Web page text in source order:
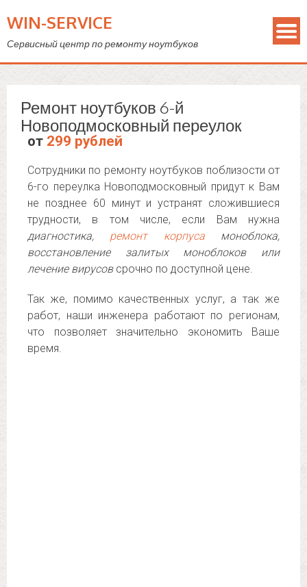
WIN-SERVICE
Сервисный центр по ремонту ноутбуков
Ремонт ноутбуков 6-й
Новоподмосковный переулок
от 299 рублей
Сотрудники по ремонту ноутбуков поблизости от
6-го переулка Новоподмосковный придут к Вам
не позднее 60 минут и устранят сложившиеся
трудности, в том числе, если Вам нужна
диагностика, ремонт корпусамоноблока,
восстановление залитых моноблоков или
лечение вирусовсрочно по доступной цене.
Так же, помимо качественных услуг, а так же
работ, наши инженера работают по регионам,
что позволяет значительно экономить Ваше
время.